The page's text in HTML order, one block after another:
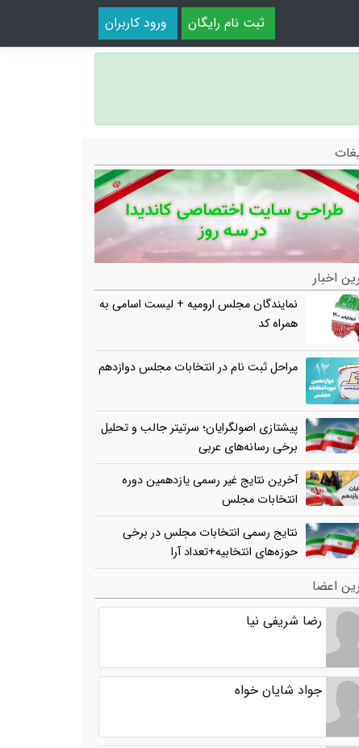
ثبت نام رایگان ورود کاربران
اخبار
نمایندگان مجلس ارومیه + لیست اسامی به
همراه کد
مراحل ثبت نام در انتخابات مجلس دوازدهم
پیشتازی اصولگرایان؛ سرتیتر جالب و تحلیل
برخی رسانه‌های عربی
آخرین نتایج غیر رسمی یازدهمین دوره
انتخابات مجلس
نتایج رسمی انتخابات مجلس در برخی
حوزه‌های انتخابیه+تعداد آرا
اعضا
رضا شریفی نیا
جواد شایان خواه